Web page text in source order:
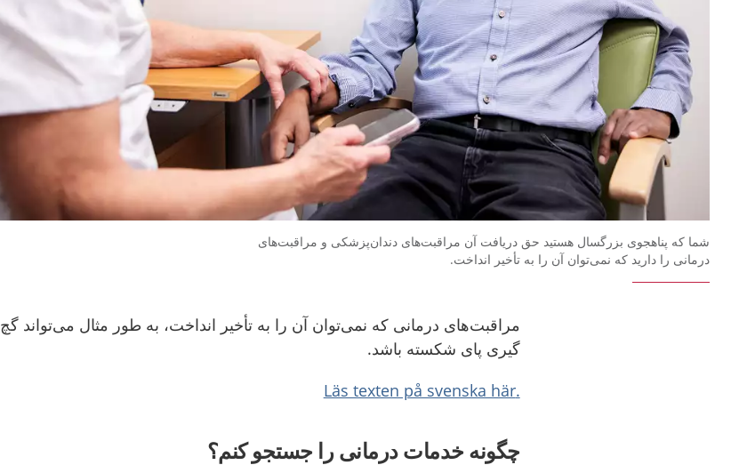
شما که پناهجوی بزرگسال هستید حق دریافت آن مراقبت‌های دندان‌پزشکی و مراقبت‌های
درمانی را دارید که نمی‌توان آن را به تأخیر انداخت.
مراقبت‌های درمانی که نمی‌توان آن را به تأخیر انداخت، به طور مثال می‌تواند گچ
گیری پای شکسته باشد.
.Läs texten på svenska här
چگونه خدمات درمانی را جستجو کنم؟